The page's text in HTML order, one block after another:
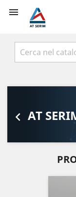

AT

Precedente